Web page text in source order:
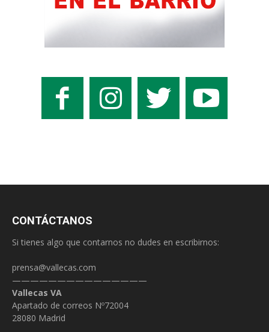
CONTÁCTANOS
Si tienes algo que contarnos no dudes en escribirnos:
prensa@vallecas.com
———————————————
Vallecas VA
Apartado de correos Nº72004
28080 Madrid